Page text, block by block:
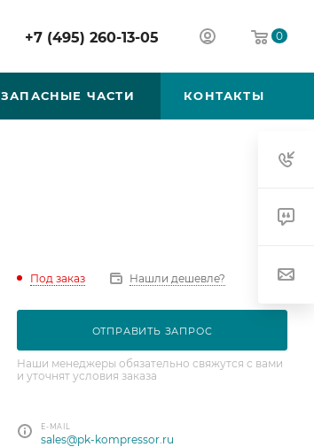
+7 (495) 260-13-05 0
ЗАПАСНЫЕ ЧАСТИ КОНТАКТЫ
Под заказ Нашли дешевле?
ОТПРАВИТЬ ЗАПРОС
Наши менеджеры обязательно свяжутся с вами
и уточнят условия заказа
E-MAIL
sales@pk-kompressor.ru